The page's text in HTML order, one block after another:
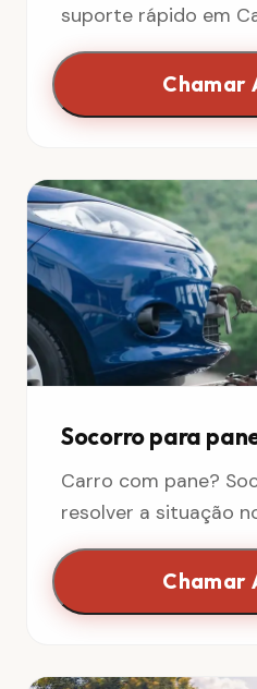
suporte rápido em
Chamar
Socorro para
Carro com pane?
resolver a situação
Chamar